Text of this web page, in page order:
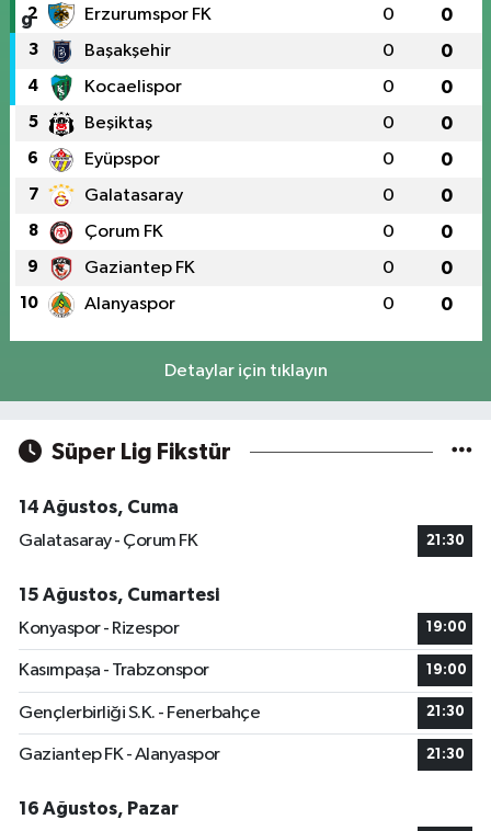
2 Erzurumspor FK 0 0
3 Başakşehir 0 0
4 Kocaelispor 0 0
5 Beşiktaş 0 0
6 Eyüpspor 0 0
7 Galatasaray 0 0
8 Çorum FK 0 0
9 Gaziantep FK 0 0
10 Alanyaspor 0 0
Detaylar için tıklayın
Süper Lig Fikstür
14 Ağustos, Cuma
Galatasaray - Çorum FK
21:30
15 Ağustos, Cumartesi
Konyaspor - Rizespor
19:00
Kasımpaşa - Trabzonspor 19:00
Gençlerbirliği S.K. - Fenerbahçe 21:30
Gaziantep FK - Alanyaspor 21:30
16 Ağustos, Pazar